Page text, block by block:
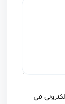
في